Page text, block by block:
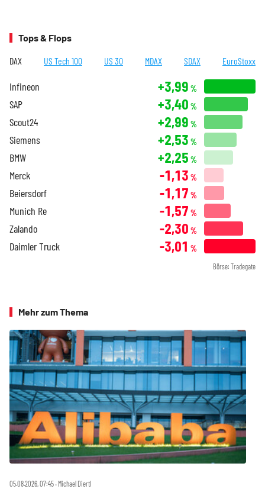
Tops & Flops
DAX US Tech 100 US 30 MDAX SDAX EuroStoxx
Infineon +3,99 %
SAP +3,40 %
Scout24 +2,99 %
Siemens +2,53 %
BMW +2,25 %
Merck -1,13 %
Beiersdorf -1,17 %
Munich Re -1,57 %
Zalando -2,30 %
Daimler Truck -3,01 %
Börse: Tradegate
Mehr zum Thema
05.08.2026, 07:45 ‧ Michael Diertl